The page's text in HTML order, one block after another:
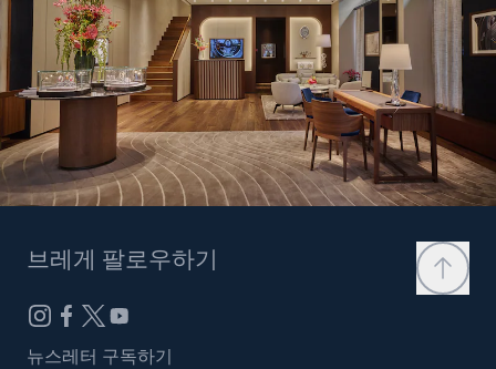
브레게 팔로우하기
뉴스레터 구독하기